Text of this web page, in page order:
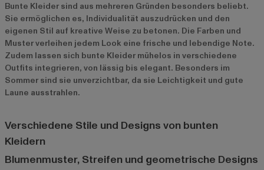
Bunte Kleider sind aus mehreren Gründen besonders beliebt.
Sie ermöglichen es, Individualität auszudrücken und den
eigenen Stil auf kreative Weise zu betonen. Die Farben und
Muster verleihen jedem Look eine frische und lebendige Note.
Zudem lassen sich bunte Kleider mühelos in verschiedene
Outfits integrieren, von lässig bis elegant. Besonders im
Sommer sind sie unverzichtbar, da sie Leichtigkeit und gute
Laune ausstrahlen.
Verschiedene Stile und Designs von bunten
Kleidern
Blumenmuster, Streifen und geometrische Designs